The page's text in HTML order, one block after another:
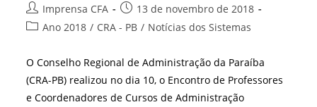
Autor
do
Imprensa CFA
Post
publicado:
13 de novembro de 2018
Categoria
Ano 2018 / CRA - PB / Notícias dos Sistemas
O Conselho Regional de Administração da Paraíba
(CRA-PB) realizou no dia 10, o Encontro de Professores
e Coordenadores de Cursos de Administração